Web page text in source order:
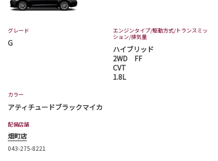
グレード
G
エンジンタイプ/駆動方式/トランスミッ
ション/排気量
ハイブリッド
2WD FF
CVT
1.8L
カラー
アティチュードブラックマイカ
配備店舗
畑町店
043-275-8221